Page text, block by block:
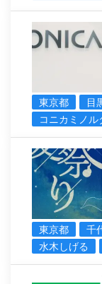
東京都 目
コニカミノル
東京都 千
水木しげる